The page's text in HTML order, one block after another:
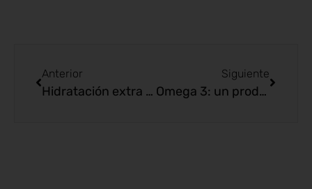
Anterior
Hidratación extra con Enformaherbal
Siguiente
Omega 3: un producto para mejorar la salud cardiovascular